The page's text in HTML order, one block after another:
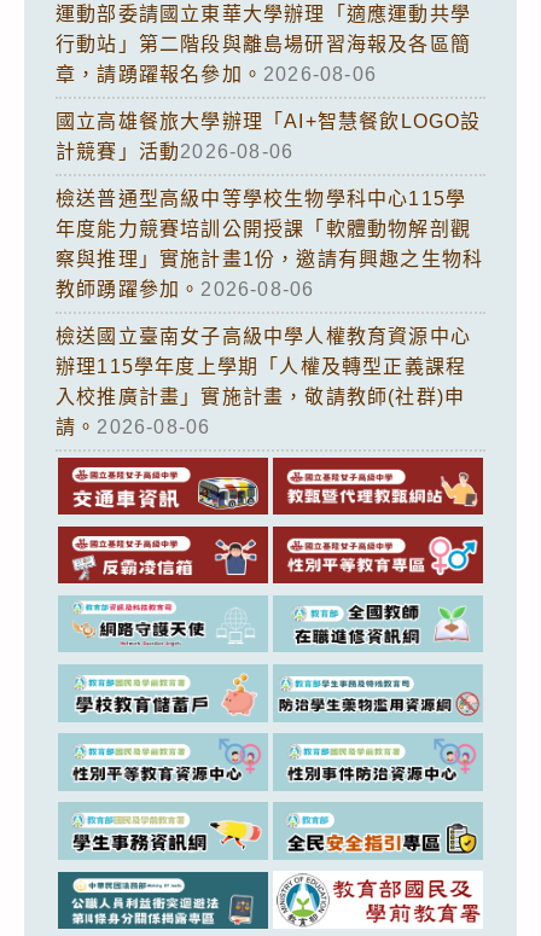
運動部委請國立東華大學辦理「適應運動共學
行動站」第二階段與離島場研習海報及各區簡
章，請踴躍報名參加。 2026-08-06
國立高雄餐旅大學辦理「AI+智慧餐飲LOGO設
計競賽」活動2026-08-06
檢送普通型高級中等學校生物學科中心115學
年度能力競賽培訓公開授課「軟體動物解剖觀
察與推理」實施計畫1份，邀請有興趣之生物科
教師踴躍參加。 2026-08-06
檢送國立臺南女子高級中學人權教育資源中心
辦理115學年度上學期「人權及轉型正義課程
入校推廣計畫」實施計畫，敬請教師(社群)申
請。 2026-08-06